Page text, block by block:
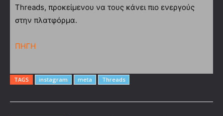
Threads, προκείμενου να τους κάνει πιο ενεργούς
στην πλατφόρμα.
ΠΗΓΗ
TAGS instagram meta Threads